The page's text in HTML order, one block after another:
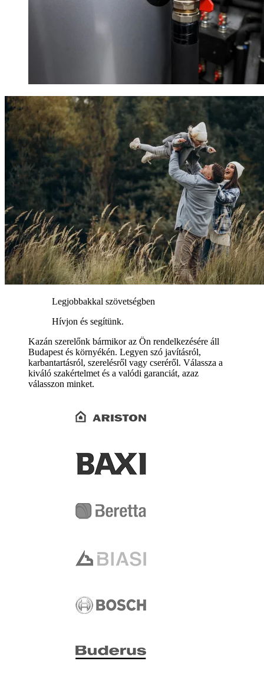
Legjobbakkal szövetségben
Hívjon és segítünk.
Kazán szerelőnk bármikor az Ön rendelkezésére áll
Budapest és környékén. Legyen szó javításról,
karbantartásról, szerelésről vagy cseréről. Válassza a
kiváló szakértelmet és a valódi garanciát, azaz
válasszon minket.